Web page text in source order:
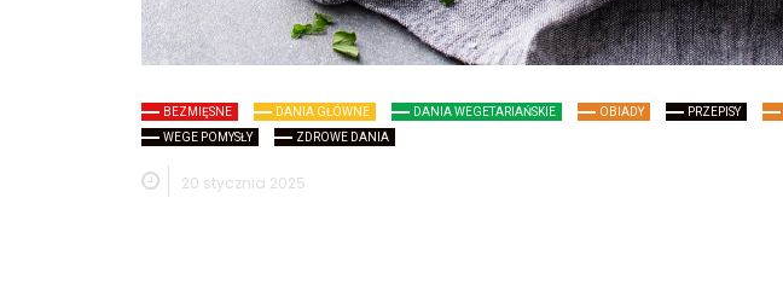
BEZMIĘSNE DANIA GŁÓWNE DANIA WEGETARIAŃSKIE OBIADY PRZEPISY
WEGE POMYSŁY
ZDROWE DANIA
20 stycznia 2025